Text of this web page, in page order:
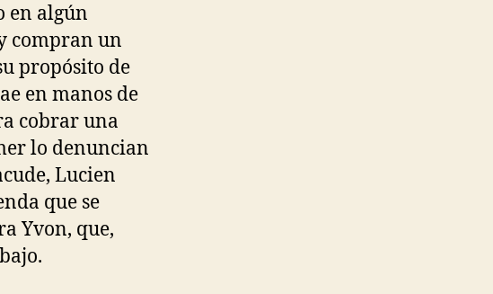
en algún
compran un
propósito de
en manos de
cobrar una
lo denuncian
Lucien
que se
Yvon, que,